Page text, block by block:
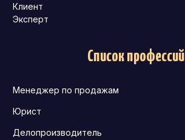
Клиент
Эксперт
Список профессий
Менеджер по продажам
Юрист
Делопроизводитель